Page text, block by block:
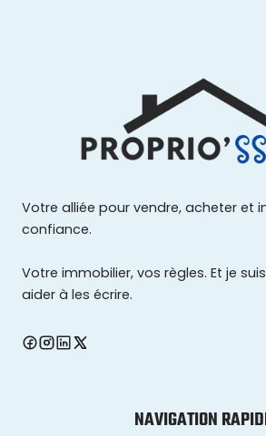
Votre alliée pour vendre, acheter et
confiance.
Votre immobilier, vos règles. Et je
aider à les écrire.
NAVIGATION